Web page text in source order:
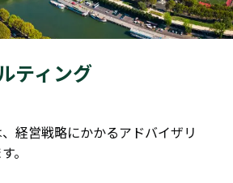
ティング
経営戦略にかかるアドバイザリ
。